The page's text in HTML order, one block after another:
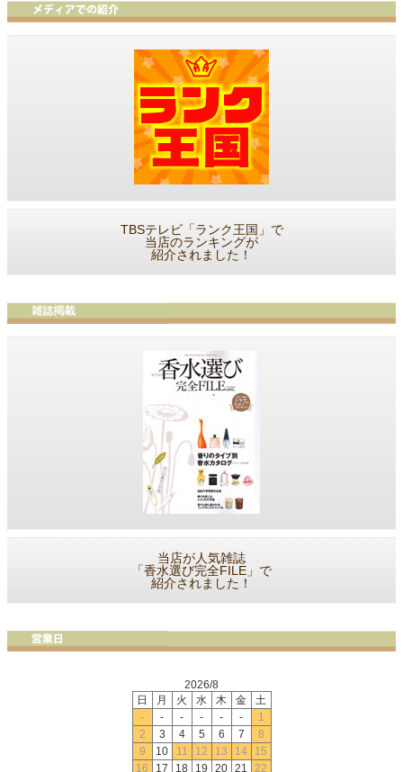
TBSテレビ「ランク王国」で
当店のランキングが
紹介されました！
当店が人気雑誌
「香水選び完全FILE」で
紹介されました！
2026/8
日
月 火 水 木 金
土
-
- - - - -
1
2
3 4 5 6 7
8
9
10 11 12 13 14
15
16
17 18 19 20 21 22